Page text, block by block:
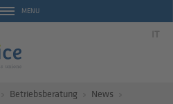
MENU
IT
Betriebsberatung
News